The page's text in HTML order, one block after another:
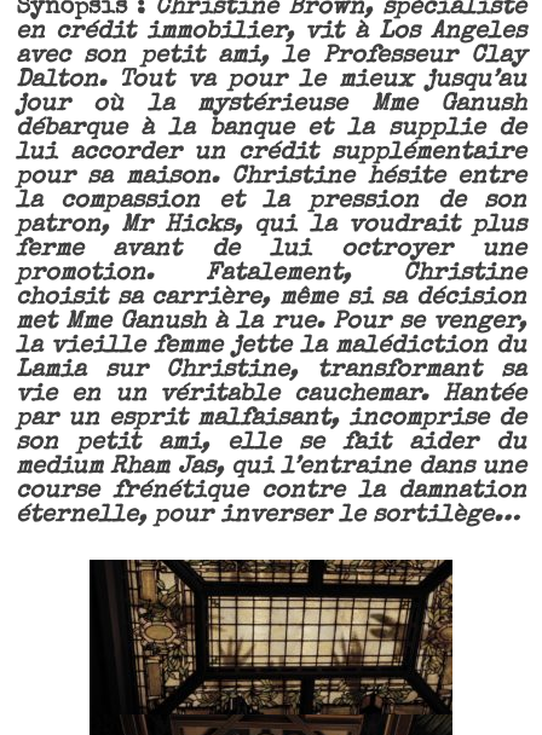
Synopsis : Christine Brown, spécialiste
en crédit immobilier, vit à Los Angeles
avec son petit ami, le Professeur Clay
Dalton. Tout va pour le mieux jusqu’au
jour où la mystérieuse Mme Ganush
débarque à la banque et la supplie de
lui accorder un crédit supplémentaire
pour sa maison. Christine hésite entre
la compassion et la pression de son
patron, Mr Hicks, qui la voudrait plus
ferme avant de lui octroyer une
promotion. Fatalement, Christine
choisit sa carrière, même si sa décision
met Mme Ganush à la rue. Pour se venger,
la vieille femme jette la malédiction du
Lamia sur Christine, transformant sa
vie en un véritable cauchemar. Hantée
par un esprit malfaisant, incomprise de
son petit ami, elle se fait aider du
medium Rham Jas, qui l’entraine dans une
course frénétique contre la damnation
éternelle, pour inverser le sortilège…